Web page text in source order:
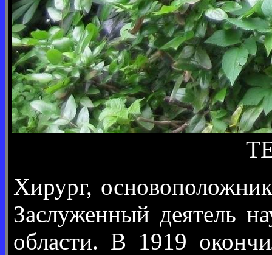
Хирург,
Заслуженный деятель
области. В 1919